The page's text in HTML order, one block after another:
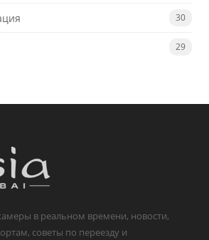
30
29
в реальном времени, новости,
советы по переезду и